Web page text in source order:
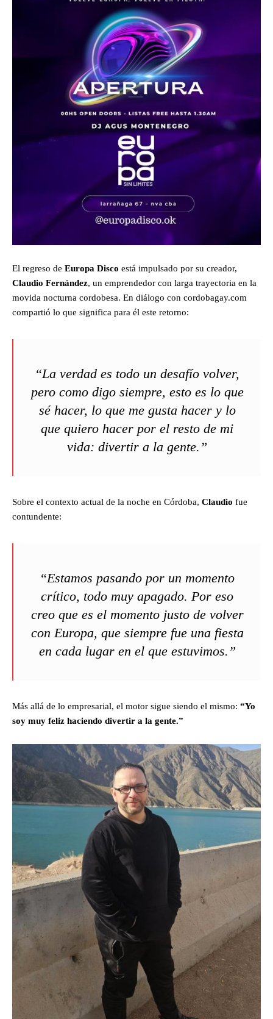
El regreso de Europa Disco está impulsado por su creador,
Claudio Fernández, un emprendedor con larga trayectoria en la
movida nocturna cordobesa. En diálogo con cordobagay.com
compartió lo que significa para él este retorno:
“La verdad es todo un desafío volver,
pero como digo siempre, esto es lo que
sé hacer, lo que me gusta hacer y lo
que quiero hacer por el resto de mi
vida: divertir a la gente.”
Sobre el contexto actual de la noche en Córdoba, Claudio fue
contundente:
“Estamos pasando por un momento
crítico, todo muy apagado. Por eso
creo que es el momento justo de volver
con Europa, que siempre fue una fiesta
en cada lugar en el que estuvimos.”
Más allá de lo empresarial, el motor sigue siendo el mismo: “Yo
soy muy feliz haciendo divertir a la gente.”